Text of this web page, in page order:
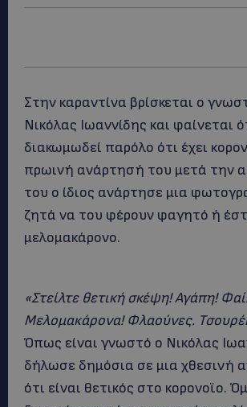
Στην καραντίνα βρίσκεται ο
Νικόλας Ιωαννίδης και φαίνεται
διακωμωδεί παρόλο ότι έχει
πρωινή ανάρτησή του μετά την
του ο ίδιος ανάρτησε μια
ζητά να του φέρουν φαγητό ή
μελομακάρονο.
«Στείλτε θετική σκέψη! Αγάπη!
Μελομακάρονα! Φλαούνες.
Όπως είναι γνωστό ο Νικόλας
δήλωσε δημόσια σε μια χθεσινή
ότι είναι θετικός στο κορονοϊο.